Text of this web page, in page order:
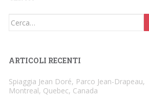
Cerca:
ARTICOLI RECENTI
Spiaggia Jean Doré, Parco Jean-Drapeau,
Montreal, Quebec, Canada